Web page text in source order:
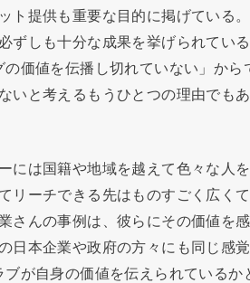
ト提供も重要な目的に掲げている
ずしも十分な成果を挙げられてい
の価値を伝播し切れていない」か
いと考えるもうひとつの理由でもあ
には国籍や地域を越えて色々な人
リーチできる先はものすごく広く
さんの事例は、彼らにその価値を
日本企業や政府の方々にも同じ感
が自身の価値を伝えられているか